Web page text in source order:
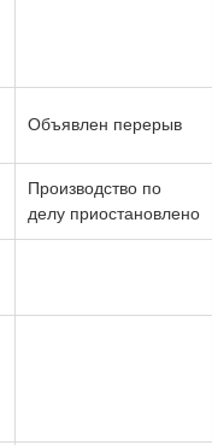
Объявлен перерыв
Производство по
делу приостановлено